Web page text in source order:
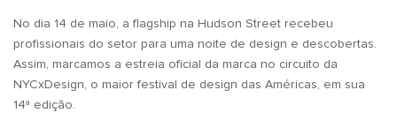
No dia 14 de maio, a flagship na Hudson Street recebeu
profissionais do setor para uma noite de design e descobertas.
Assim, marcamos a estreia oficial da marca no circuito da
NYCxDesign, o maior festival de design das Américas, em sua
14ª edição.